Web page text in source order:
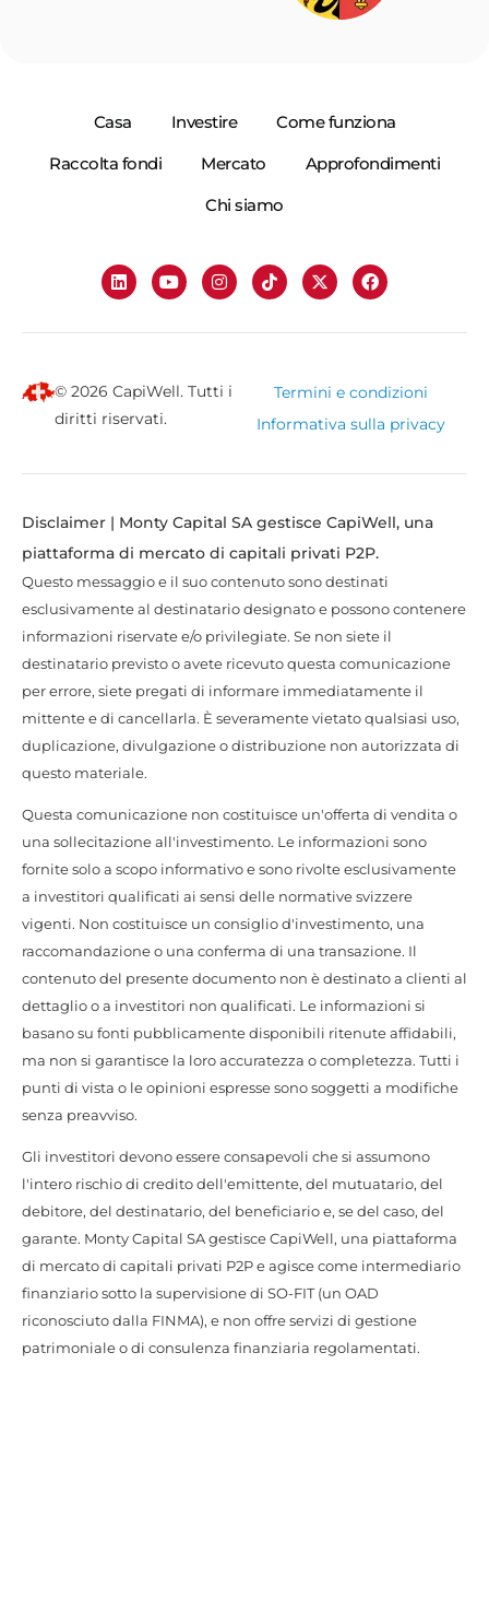
Casa Investire
Come funziona
Raccolta fondi
Mercato
Approfondimenti
Chi siamo
© 2026 CapiWell. Tutti i
diritti riservati.
Termini e condizioni
Informativa sulla privacy
Disclaimer | Monty Capital SA gestisce CapiWell, una
piattaforma di mercato di capitali privati P2P.
Questo messaggio e il suo contenuto sono destinati
esclusivamente al destinatario designato e possono contenere
informazioni riservate e/o privilegiate. Se non siete il
destinatario previsto o avete ricevuto questa comunicazione
per errore, siete pregati di informare immediatamente il
mittente e di cancellarla. È severamente vietato qualsiasi uso,
duplicazione, divulgazione o distribuzione non autorizzata di
questo materiale.
Questa comunicazione non costituisce un'offerta di vendita o
una sollecitazione all'investimento. Le informazioni sono
fornite solo a scopo informativo e sono rivolte esclusivamente
a investitori qualificati ai sensi delle normative svizzere
vigenti. Non costituisce un consiglio d'investimento, una
raccomandazione o una conferma di una transazione. Il
contenuto del presente documento non è destinato a clienti al
dettaglio o a investitori non qualificati. Le informazioni si
basano su fonti pubblicamente disponibili ritenute affidabili,
ma non si garantisce la loro accuratezza o completezza. Tutti i
punti di vista o le opinioni espresse sono soggetti a modifiche
senza preavviso.
Gli investitori devono essere consapevoli che si assumono
l'intero rischio di credito dell'emittente, del mutuatario, del
debitore, del destinatario, del beneficiario e, se del caso, del
garante. Monty Capital SA gestisce CapiWell, una piattaforma
di mercato di capitali privati P2P e agisce come intermediario
finanziario sotto la supervisione di SO-FIT (un OAD
riconosciuto dalla FINMA), e non offre servizi di gestione
patrimoniale o di consulenza finanziaria regolamentati.